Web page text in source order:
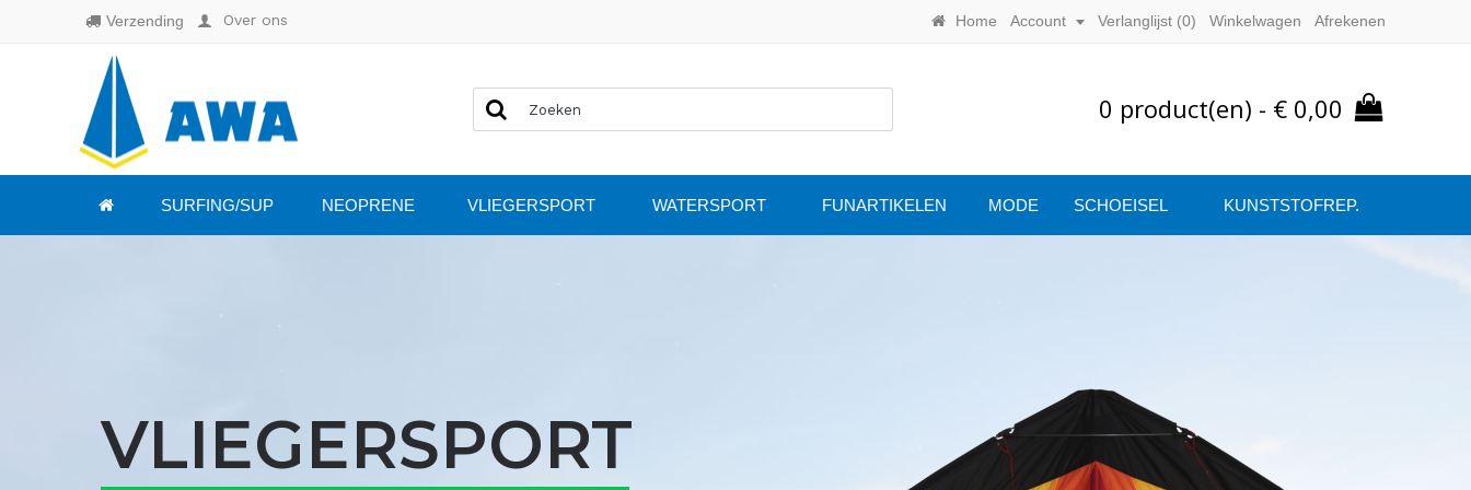
Verzending Over ons Home Account Verlanglijst (0) Winkelwagen Afrekenen
0 product(en) - € 0,00
SURFING/SUP NEOPRENE VLIEGERSPORT WATERSPORT FUNARTIKELEN MODE SCHOEISEL KUNSTSTOFREP.
VLIEGERSPORT